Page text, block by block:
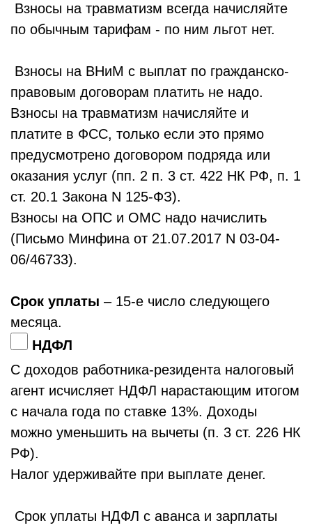
Взносы на травматизм всегда начисляйте
по обычным тарифам - по ним льгот нет.
Взносы на ВНиМ с выплат по гражданско-
правовым договорам платить не надо.
Взносы на травматизм начисляйте и
платите в ФСС, только если это прямо
предусмотрено договором подряда или
оказания услуг (пп. 2 п. 3 ст. 422 НК РФ, п. 1
ст. 20.1 Закона N 125-ФЗ).
Взносы на ОПС и ОМС надо начислить
(Письмо Минфина от 21.07.2017 N 03-04-
06/46733).
Срок уплаты – 15-е число следующего
месяца.
НДФЛ
С доходов работника-резидента налоговый
агент исчисляет НДФЛ нарастающим итогом
с начала года по ставке 13%. Доходы
можно уменьшить на вычеты (п. 3 ст. 226 НК
РФ).
Налог удерживайте при выплате денег.
Срок уплаты НДФЛ с аванса и зарплаты